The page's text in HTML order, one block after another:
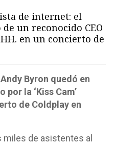
de internet: el
un reconocido CEO
en un concierto de
Andy Byron quedó en
la ‘Kiss Cam’
de Coldplay en
de asistentes al